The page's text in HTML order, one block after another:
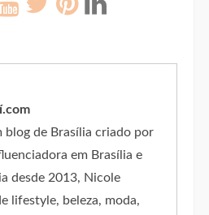
blog de Brasília criado por
em Brasília e
desde 2013, Nicole
lifestyle, beleza, moda,